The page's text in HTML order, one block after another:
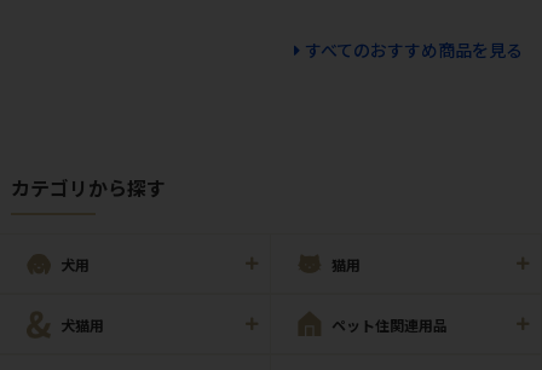
すべてのおすすめ商品を見る
カテゴリから探す
犬用 猫用
犬猫用 ペット住関連用品